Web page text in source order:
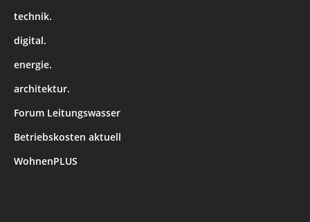
technik.
digital.
energie.
architektur.
Forum Leitungswasser
Betriebskosten aktuell
WohnenPLUS